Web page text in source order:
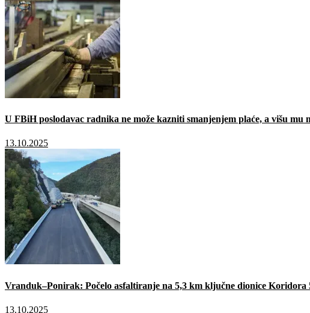
U FBiH poslodavac radnika ne može kazniti smanjenjem plaće, a višu mu
13.10.2025
Vranduk–Ponirak: Počelo asfaltiranje na 5,3 km ključne dionice Koridora
13.10.2025